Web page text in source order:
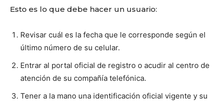
Esto es lo que debe hacer un usuario:
Revisar cuál es la fecha que le corresponde según el
último número de su celular.
Entrar al portal oficial de registro o acudir al centro de
atención de su compañía telefónica.
Tener a la mano una identificación oficial vigente y su